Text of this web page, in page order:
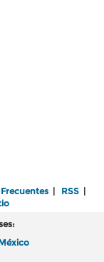
| RSS |